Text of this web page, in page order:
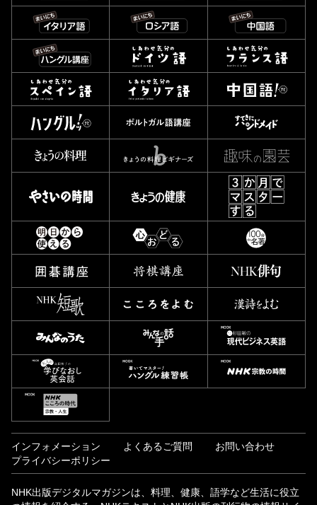
インフォメーション よくあるご質問
お問い合わせ
プライバシーポリシー
NHK出版デジタルマガジンは、料理、健康、語学など生活に役立